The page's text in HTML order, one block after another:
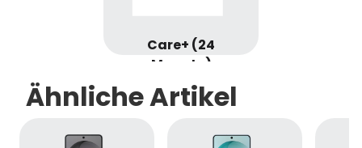
Care+ (24
Monate)
Ähnliche Artikel